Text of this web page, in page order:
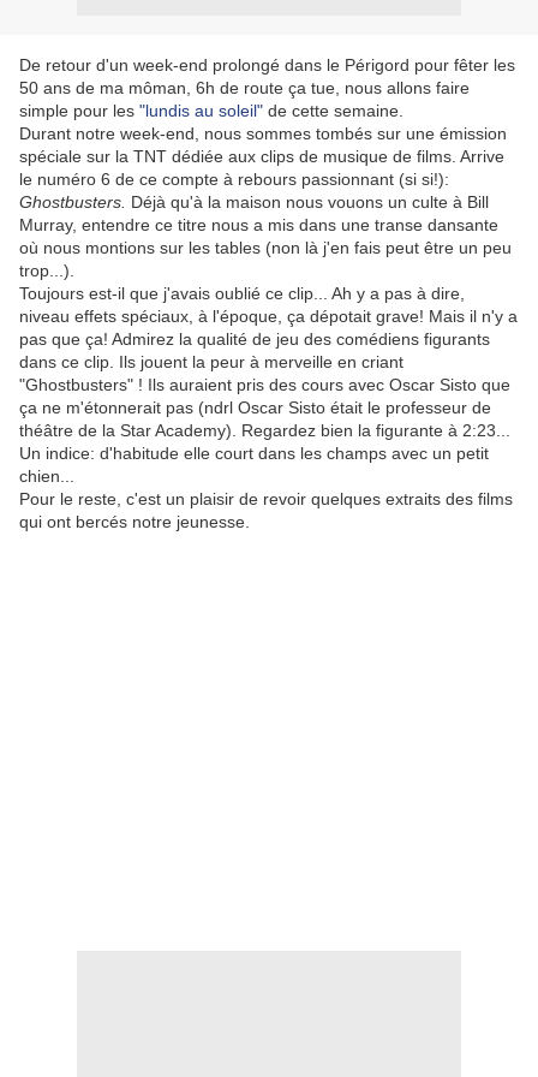
De retour d'un week-end prolongé dans le Périgord pour fêter les
50 ans de ma môman, 6h de route ça tue, nous allons faire
simple pour les "lundis au soleil" de cette semaine.
Durant notre week-end, nous sommes tombés sur une émission
spéciale sur la TNT dédiée aux clips de musique de films. Arrive
le numéro 6 de ce compte à rebours passionnant (si si!):
Ghostbusters. Déjà qu'à la maison nous vouons un culte à Bill
Murray, entendre ce titre nous a mis dans une transe dansante
où nous montions sur les tables (non là j'en fais peut être un peu
trop...).
Toujours est-il que j'avais oublié ce clip... Ah y a pas à dire,
niveau effets spéciaux, à l'époque, ça dépotait grave! Mais il n'y a
pas que ça! Admirez la qualité de jeu des comédiens figurants
dans ce clip. Ils jouent la peur à merveille en criant
"Ghostbusters" ! Ils auraient pris des cours avec Oscar Sisto que
ça ne m'étonnerait pas (ndrl Oscar Sisto était le professeur de
théâtre de la Star Academy). Regardez bien la figurante à 2:23...
Un indice: d'habitude elle court dans les champs avec un petit
chien...
Pour le reste, c'est un plaisir de revoir quelques extraits des films
qui ont bercés notre jeunesse.